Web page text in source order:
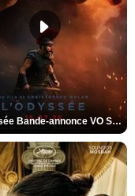
L'Odyssée Bande-annonce VO STFR